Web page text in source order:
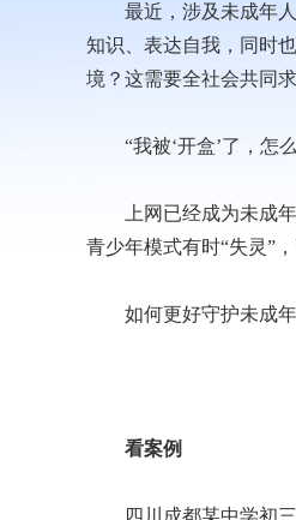
最近，涉及未成年人
知识、表达自我，同时
境？这需要全社会共同
“我被‘开盒’了，怎么
上网已经成为未成年
青少年模式有时“失灵”
如何更好守护未成年
看案例
四川成都某中学初三